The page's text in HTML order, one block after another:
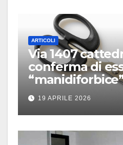
ARTICOLI
Via 1407
conferma di
19 APRILE 2026